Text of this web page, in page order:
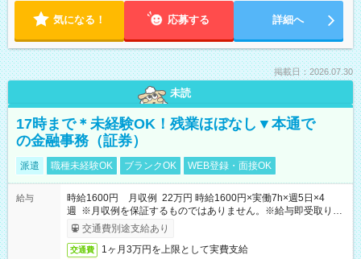
気になる！ 応募する 詳細へ
掲載日：2026.07.30
未読
17時まで＊未経験OK！残業ほぼなし▼本通で
の金融事務（証券）
派遣 職種未経験OK ブランクOK WEB登録・面接OK
給与
時給1600円 月収例 22万円 時給1600円×実働7h×週5日×4
週 ※月収例を保証するものではありません。※給与即受取りサ
ービス利用可（利用条件有）
交通費別途支給あり
交通費 1ヶ月3万円を上限として実費支給